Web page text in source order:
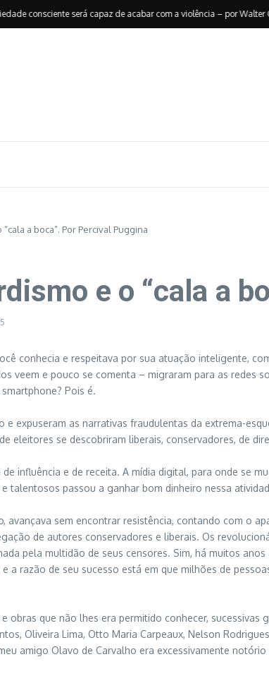
será capaz de acabar com a violência – por Walter
a boca”. Por Percival Puggina
e o “cala a
conhecia e respeitava por sua atuação inteligente,
veem e pouco se comenta – migraram para as redes
Pois é.
expuseram as narrativas fraudulentas da extrema-
eleitores se descobriram liberais, conservadores, de
influência e de receita. A mídia digital, para onde se
talentosos passou a ganhar bom dinheiro nessa
sem encontrar resistência, contando com o
de autores conservadores e liberais. Os
pela multidão de seus censores. Sim, há muitos
razão de seu sucesso está em que milhões de
obras que não lhes era permitido conhecer,
Oliveira Lima, Otto Maria Carpeaux, Nelson
amigo Olavo de Carvalho era excessivamente